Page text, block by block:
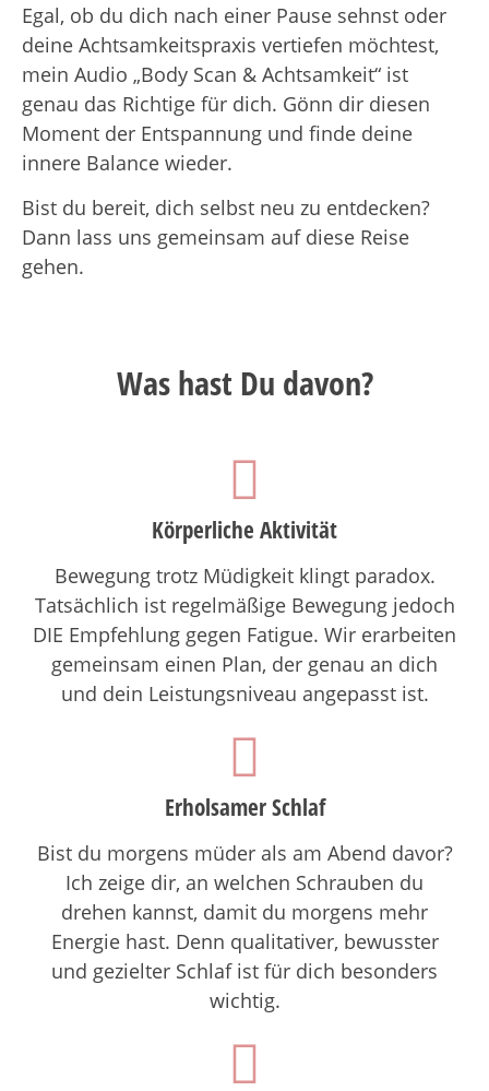
Egal, ob du dich nach einer Pause sehnst oder
deine Achtsamkeitspraxis vertiefen möchtest,
mein Audio „Body Scan & Achtsamkeit“ ist
genau das Richtige für dich. Gönn dir diesen
Moment der Entspannung und finde deine
innere Balance wieder.
Bist du bereit, dich selbst neu zu entdecken?
Dann lass uns gemeinsam auf diese Reise
gehen.
Was hast Du davon?
Körperliche Aktivität
Bewegung trotz Müdigkeit klingt paradox.
Tatsächlich ist regelmäßige Bewegung jedoch
DIE Empfehlung gegen Fatigue. Wir erarbeiten
gemeinsam einen Plan, der genau an dich
und dein Leistungsniveau angepasst ist.
Erholsamer Schlaf
Bist du morgens müder als am Abend davor?
Ich zeige dir, an welchen Schrauben du
drehen kannst, damit du morgens mehr
Energie hast. Denn qualitativer, bewusster
und gezielter Schlaf ist für dich besonders
wichtig.